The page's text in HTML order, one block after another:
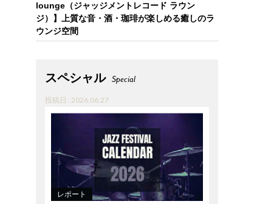
lounge（ジャッジメントレコード ラウン
ジ）】上質な音・酒・珈琲が楽しめる癒しのラ
ウンジ空間
スペシャル Special
投稿日 : 2026.06.27
レポート